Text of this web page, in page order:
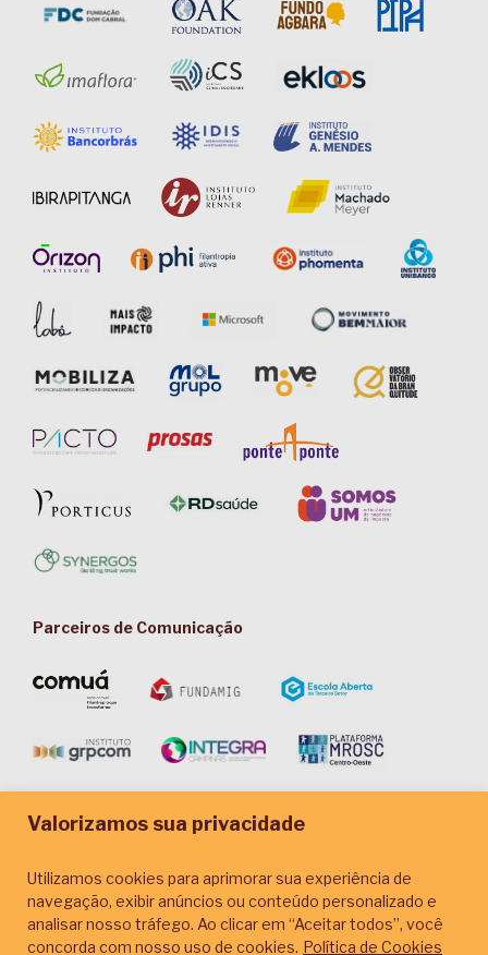
Valorizamos sua privacidade
Utilizamos cookies para aprimorar sua experiência de
navegação, exibir anúncios ou conteúdo personalizado e
analisar nosso tráfego. Ao clicar em “Aceitar todos”, você
concorda com nosso uso de cookies. Política de Cookies
Parceiros de Comunicação